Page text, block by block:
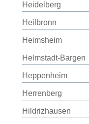
Heidelberg
Heilbronn
Heimsheim
Helmstadt-Bargen
Heppenheim
Herrenberg
Hildrizhausen